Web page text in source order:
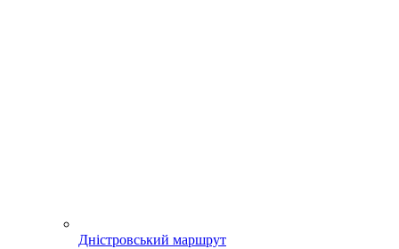
Дністровський маршрут